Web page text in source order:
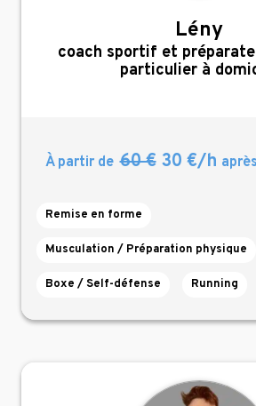
Lény
,
coach sportif et
particulier à
À partir de 60 €30 €/h
Remise en forme
Musculation / Préparation physique
Boxe / Self-défense Running